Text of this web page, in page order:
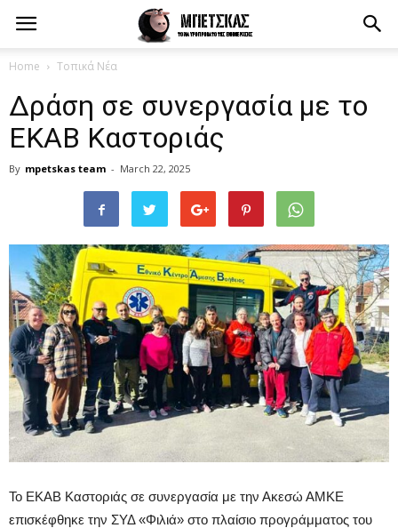
Home Τοπικά Νέα
Δράση σε συνεργασία με το
ΕΚΑΒ Καστοριάς
By mpetskas team - March 22, 2025
Το ΕΚΑΒ Καστοριάς σε συνεργασία με την Ακεσώ ΑΜΚΕ
επισκέφθηκε την ΣΥΔ «Φιλιά» στο πλαίσιο προγράμματος του